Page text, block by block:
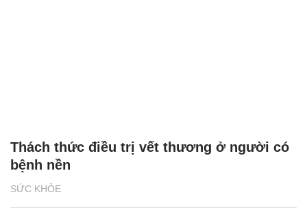
SỨC KHỎE
Thách thức điều trị vết thương ở người có
bệnh nền